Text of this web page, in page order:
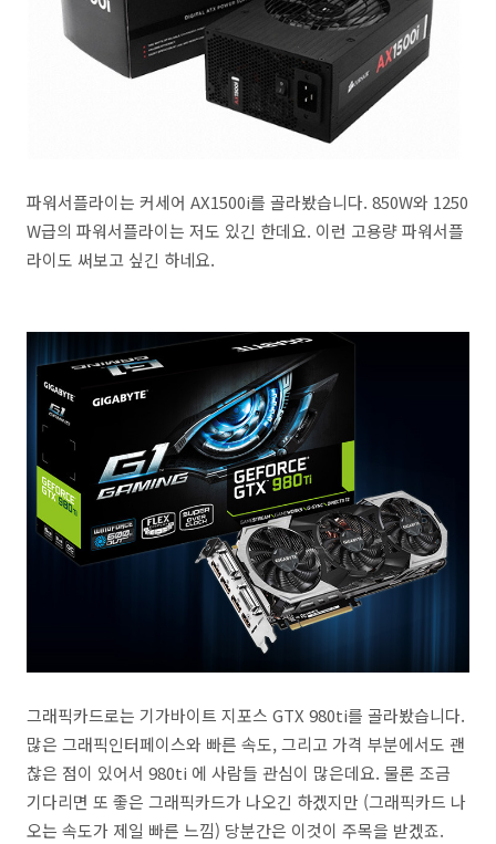
파워서플라이는 커세어 AX1500i를 골라봤습니다. 850W와 1250
W급의 파워서플라이는 저도 있긴 한데요. 이런 고용량 파워서플
라이도 써보고 싶긴 하네요.
그래픽카드로는 기가바이트 지포스 GTX 980ti를 골라봤습니다.
많은 그래픽인터페이스와 빠른 속도, 그리고 가격 부분에서도 괜
찮은 점이 있어서 980ti 에 사람들 관심이 많은데요. 물론 조금
기다리면 또 좋은 그래픽카드가 나오긴 하겠지만 (그래픽카드 나
오는 속도가 제일 빠른 느낌) 당분간은 이것이 주목을 받겠죠.